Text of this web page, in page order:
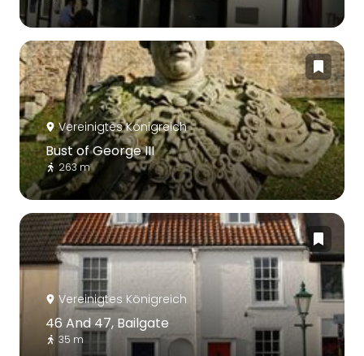
Vereinigtes Königreich
Bust of George III
263 m
Vereinigtes Königreich
46 And 47, Bailgate
35 m